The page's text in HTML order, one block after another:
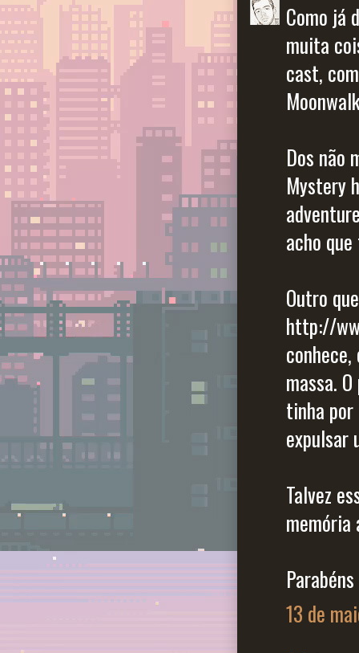
Como já
muita
cast,
Dos não
Mystery
acho
Outro
http://
massa.
tinha por
expulsar
Talvez
memória
13 de